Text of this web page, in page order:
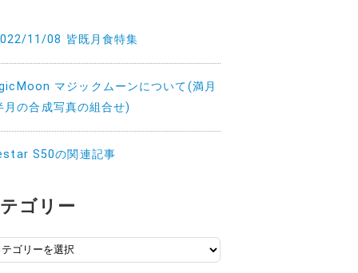
11/08 皆既月食特集
マジックムーンについて(満月
月の合成写真の組合せ)
S50の関連記事
ゴリー